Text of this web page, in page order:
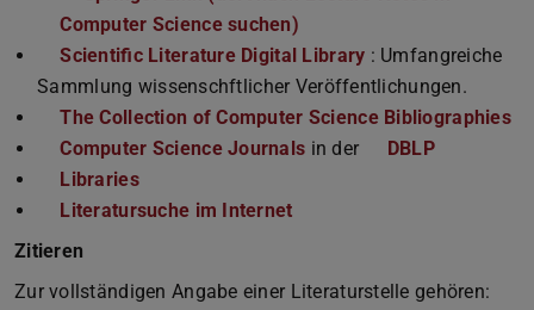
Computer Science suchen)
Scientific Literature Digital Library : Umfangreiche
Sammlung wissenschftlicher Veröffentlichungen.
The Collection of Computer Science Bibliographies
Computer Science Journals in der
DBLP
Libraries
Literatursuche im Internet
Zitieren
Zur vollständigen Angabe einer Literaturstelle gehören: